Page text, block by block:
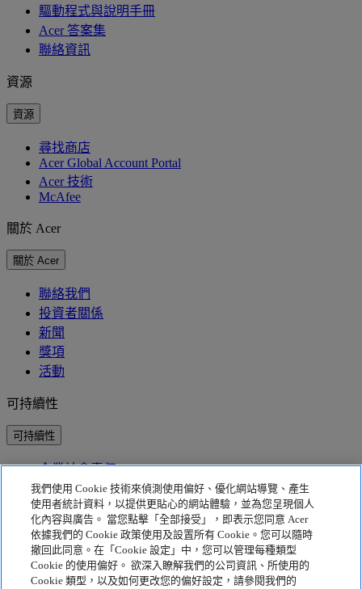
驅動程式與說明手冊
Acer 答案集
聯絡資訊
資源
資源
尋找商店
Acer Global Account Portal
Acer 技術
McAfee
關於 Acer
關於 Acer
聯絡我們
投資者關係
新聞
獎項
活動
可持續性
可持續性
企業社會責任
產品碳足跡
Project Humanity
Earthion
隱私權政策
Cookie 政策
我們使用 Cookie 技術來偵測使用偏好、優化網站導覽、產生
使用者統計資料，以提供更貼心的網站體驗，並為您呈現個人
化內容與廣告。 當您點擊「全部接受」，即表示您同意 Acer
依據我們的 Cookie 政策使用及設置所有 Cookie。您可以隨時
撤回此同意。在「Cookie 設定」中，您可以管理每種類型
Cookie 的使用偏好。 欲深入瞭解我們的公司資訊、所使用的
Cookie 類型，以及如何更改您的偏好設定，請參閱我們的